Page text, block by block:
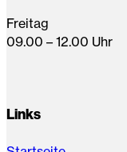
Freitag
09.00 – 12.00 Uhr
Links